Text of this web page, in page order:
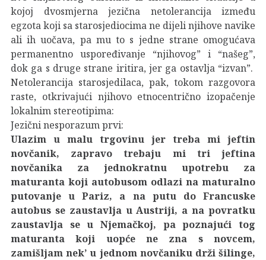
kojoj dvosmjerna jezična netolerancija između
egzota koji sa starosjediocima ne dijeli njihove navike
ali ih uočava, pa mu to s jedne strane omogućava
permanentno uspoređivanje “njihovog” i “našeg”,
dok ga s druge strane iritira, jer ga ostavlja “izvan”.
Netolerancija starosjedilaca, pak, tokom razgovora
raste, otkrivajući njihovo etnocentrično izopačenje
lokalnim stereotipima:
Jezični nesporazum prvi:
Ulazim u malu trgovinu jer treba mi jeftin
novčanik, zapravo trebaju mi tri jeftina
novčanika za jednokratnu upotrebu za
maturanta koji autobusom odlazi na maturalno
putovanje u Pariz, a na putu do Francuske
autobus se zaustavlja u Austriji, a na povratku
zaustavlja se u Njemačkoj, pa poznajući tog
maturanta koji uopće ne zna s novcem,
zamišljam nek’ u jednom novčaniku drži šilinge,